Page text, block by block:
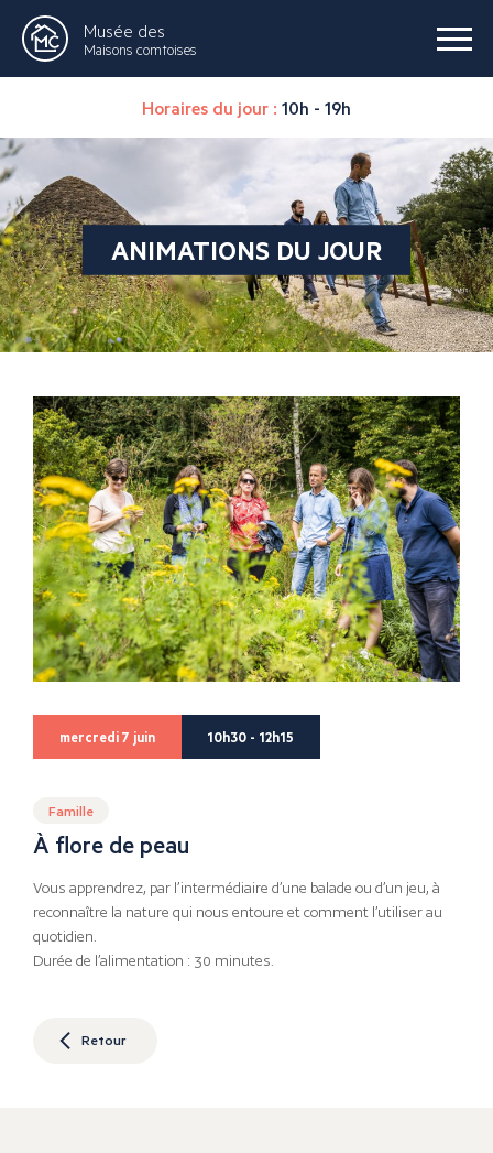
Musée des
Maisons comtoises
Horaires du jour : 10h - 19h
ANIMATIONS DU JOUR
mercredi 7 juin 10h30 - 12h15
Famille
À flore de peau
Vous apprendrez, par l’intermédiaire d’une balade ou d’un jeu, à
reconnaître la nature qui nous entoure et comment l’utiliser au
quotidien.
Durée de l’alimentation : 30 minutes.
Retour